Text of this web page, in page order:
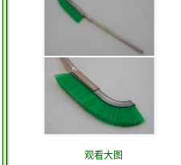
观看大图